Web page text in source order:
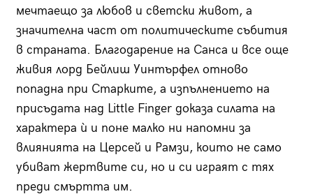
мечтаещо за любов и светски живот, а
значителна част от политическите събития
в страната. Благодарение на Санса и все още
живия лорд Бейлиш Уинтърфел отново
попадна при Старките, а изпълнението на
присъдата над Little Finger доказа силата на
характера ѝ и поне малко ни напомни за
влиянията на Церсей и Рамзи, които не само
убиват жертвите си, но и си играят с тях
преди смъртта им.